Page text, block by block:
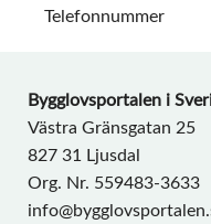
Telefonnummer
Bygglovsportalen i
Västra Gränsgatan 25
827 31 Ljusdal
Org. Nr. 559483-3633